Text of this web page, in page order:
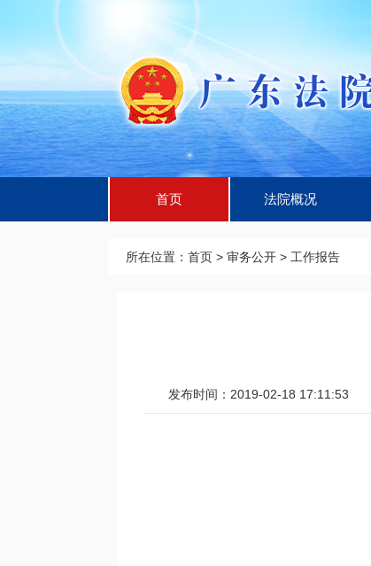
首页 法院概况
所在位置： 首页 > 审务公开 > 工作报告
发布时间：2019-02-18 17:11:53